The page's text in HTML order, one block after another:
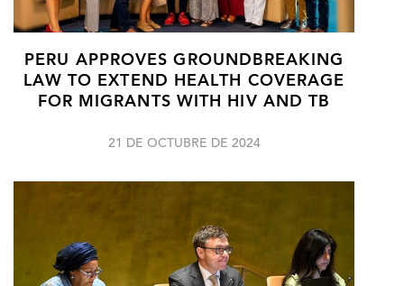
PERU APPROVES GROUNDBREAKING
LAW TO EXTEND HEALTH COVERAGE
FOR MIGRANTS WITH HIV AND TB
21 DE OCTUBRE DE 2024